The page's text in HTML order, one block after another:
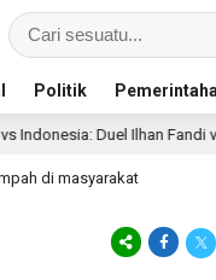
Politik
Fandi vs Mitchell Baker
di masyarakat